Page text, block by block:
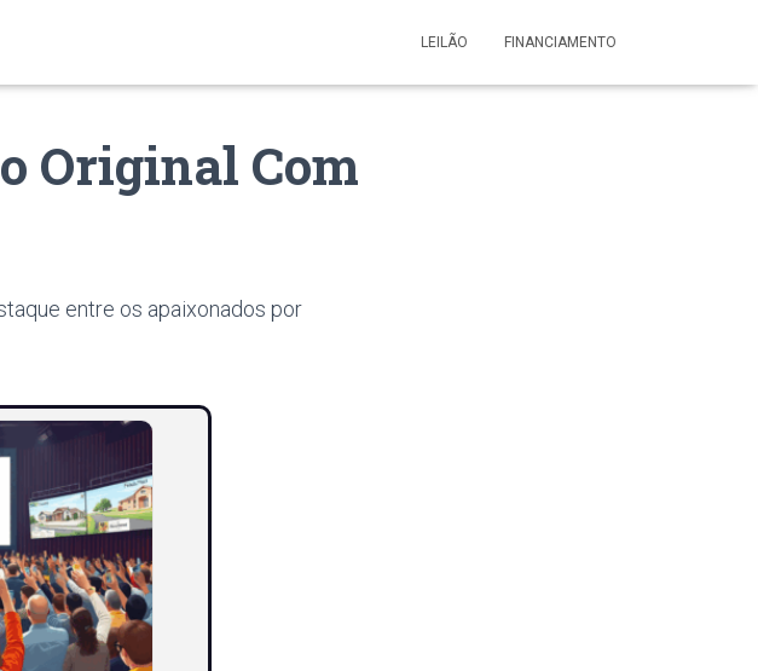
LEILÃO FINANCIAMENTO
Original Com
entre os apaixonados por